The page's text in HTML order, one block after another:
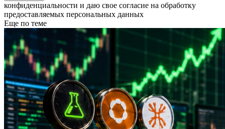
конфиденциальности и даю свое согласие на обработку
предоставляемых персональных данных
Еще по теме